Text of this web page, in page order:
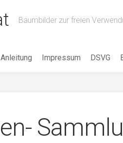
Baumbilder zur freien
Anleitung Impressum DSVG